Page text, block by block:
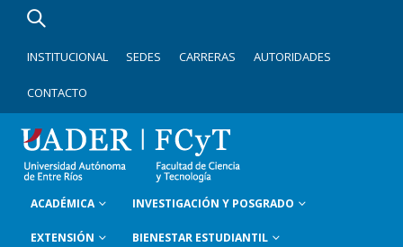
INSTITUCIONAL SEDES CARRERAS AUTORIDADES
CONTACTO
ACADÉMICA INVESTIGACIÓN Y POSGRADO
EXTENSIÓN BIENESTAR ESTUDIANTIL